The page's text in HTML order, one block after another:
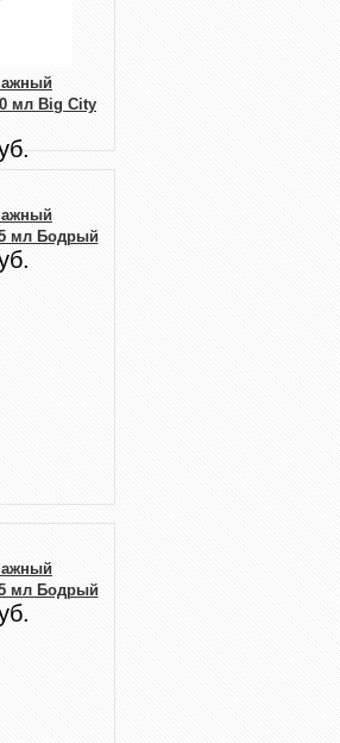
мл Big City
мл Бодрый
мл Бодрый